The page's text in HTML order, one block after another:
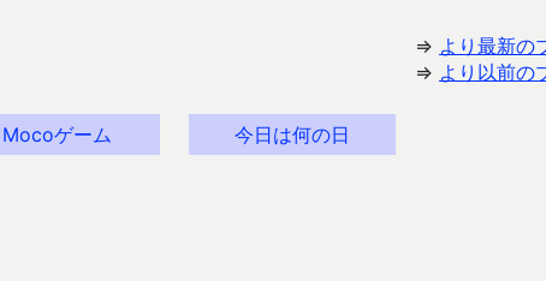
⇒ より最新の
⇒ より以前の
Mocoゲーム 今日は何の日